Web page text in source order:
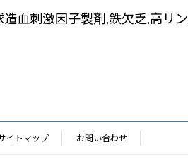
造血刺激因子製剤,鉄欠乏,高リ
イトマップ お問い合わせ